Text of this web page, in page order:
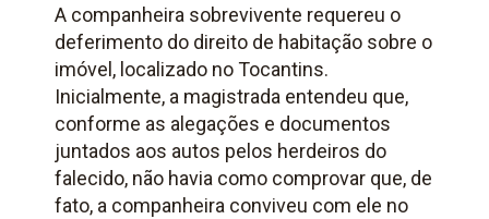
A companheira sobrevivente requereu o
deferimento do direito de habitação sobre o
imóvel, localizado no Tocantins.
Inicialmente, a magistrada entendeu que,
conforme as alegações e documentos
juntados aos autos pelos herdeiros do
falecido, não havia como comprovar que, de
fato, a companheira conviveu com ele no